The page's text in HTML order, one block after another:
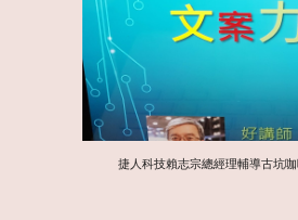
捷人科技賴志宗總經理輔導古坑